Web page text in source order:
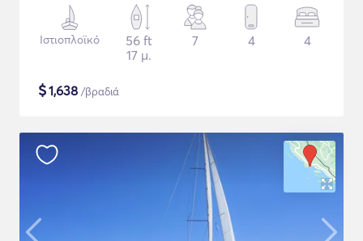
Ιστιοπλοϊκό
56 ft
17 μ.
7 4 4
$1,638 /βραδιά